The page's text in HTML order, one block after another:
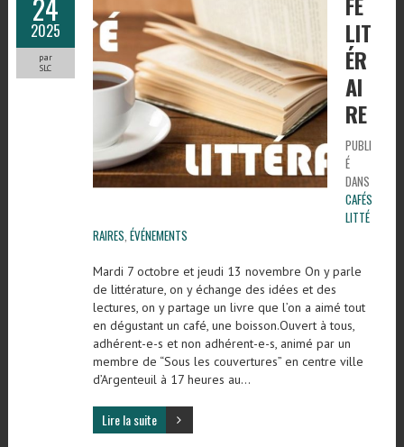
24
2025
par
SLC
LIT
ÉR
AI
RE
PUBLI
É
DANS
CAFÉS
LITTÉ
RAIRES ÉVÉNEMENTS
Mardi 7 octobre et jeudi 13 novembre On y parle
de littérature, on y échange des idées et des
lectures, on y partage un livre que l’on a aimé tout
en dégustant un café, une boisson.Ouvert à tous,
adhérent-e-s et non adhérent-e-s, animé par un
membre de “Sous les couvertures” en centre ville
d’Argenteuil à 17 heures au…
Lire la suite